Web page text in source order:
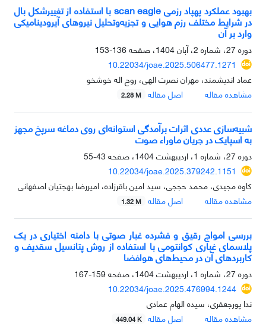
بهبود عملکرد پهپاد رزمی scan eagle با استفاده از تغییرشکل بال
در شرایط مختلف رزم هوایی و تجزیه‌وتحلیل نیروهای آیرودینامیکی
وارد بر آن
دوره 27، شماره 2، آبان 1404، صفحه
136-153
10.22034/joae.2025.506477.1271
عماد اندیشمند، مهران نصرت الهی، روح اله خوشخو
مشاهده مقاله
اصل مقاله 2.28 M
شبیه‌‌سازی عددی اثرات برآمدگی استوانه‌‌ای روی دماغه سرپخ مجهز
به اسپایک در جریان‌‌ ماوراء صوت
دوره 27، شماره 1، اردیبهشت 1404، صفحه
43-55
10.22034/joae.2025.379242.1151
کاوه مجیدی، محمد حججی، سید امین باقرزاده، امیررضا بهجتیان اصفهانی
مشاهده مقاله
اصل مقاله 1.32 M
بررسی امواج رقیق و فشرده غبار صوتی با دامنه اختیاری در یک
پلاسمای غباری کوانتومی با استفاده از روش پتانسیل سقدیف و
کاربردهای آن در محیط‌های هوافضا
دوره 27، شماره 1، اردیبهشت 1404، صفحه
159-167
10.22034/joae.2025.476994.1244
ندا پورجعفری، سیده الهام عمادی
مشاهده مقاله
اصل مقاله 449.04 K